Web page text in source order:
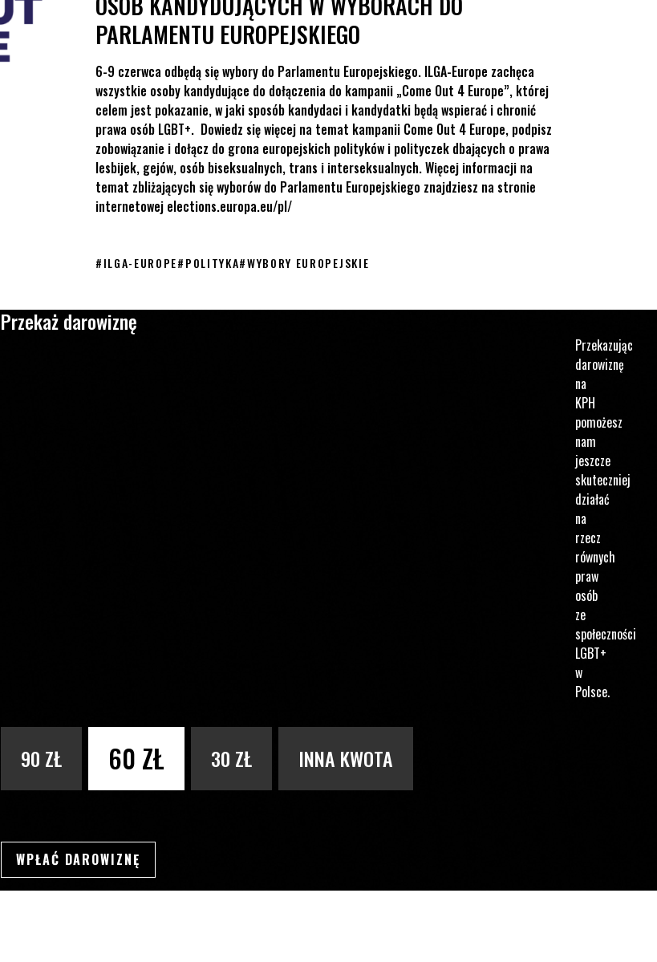
PARLAMENTU EUROPEJSKIEGO
6-9 czerwca odbędą się wybory do Parlamentu Europejskiego. ILGA-Europe zachęca
wszystkie osoby kandydujące do dołączenia do kampanii „Come Out 4 Europe”, której
celem jest pokazanie, w jaki sposób kandydaci i kandydatki będą wspierać i chronić
prawa osób LGBT+. Dowiedz się więcej na temat kampanii Come Out 4 Europe, podpisz
zobowiązanie i dołącz do grona europejskich polityków i polityczek dbających o prawa
lesbijek, gejów, osób biseksualnych, trans i interseksualnych. Więcej informacji na
temat zbliżających się wyborów do Parlamentu Europejskiego znajdziesz na stronie
internetowej elections.europa.eu/pl/
#ILGA-EUROPE#POLITYKA#WYBORY EUROPEJSKIE
Przekaż darowiznę
Przekazując
darowiznę
na
KPH
pomożesz
nam
jeszcze
skuteczniej
działać
na
rzecz
równych
praw
osób
ze
społeczności
LGBT+
w
Polsce.
90 ZŁ 60 ZŁ 30 ZŁ INNA KWOTA
PODAJ KWOTĘ
WPŁAĆ DAROWIZNĘ
SWSDSD